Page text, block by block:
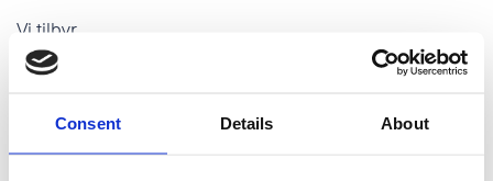
Consent Details About
Vi tilbyr
Konkurransedyktig lønn
Et godt arbeidsmiljø med dyktige og hyggelige